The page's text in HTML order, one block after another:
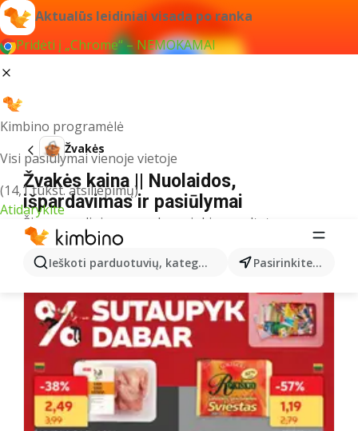
Aktualūs leidiniai visada po ranka
Pridėti į „Chrome“ – NEMOKAMAI
Kimbino programėlė
Visi pasiūlymai vienoje vietoje
(14,1 tūkst. atsiliepimų)
Atidarykite
Ieškoti parduotuvių, kategorijų, produktų... Pasirinkite miestą
Žvakės
Žvakės kaina || Nuolaidos,
išpardavimas ir pasiūlymai
Šiuo pavadinimu neradome jokių rezultatų
Kiti leidiniai šioje kategorijoje